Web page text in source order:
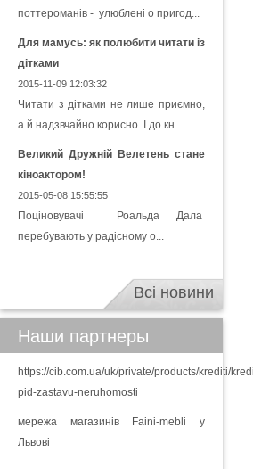
поттероманів - улюблені о пригод...
Для мамусь: як полюбити читати із
дітками
2015-11-09 12:03:32
Читати з дітками не лише приємно,
а й надзвчайно корисно. І до кн...
Великий Дружній Велетень стане
кіноактором!
2015-05-08 15:55:55
Поціновувачі Роальда Дала
перебувають у радісному о...
Всі новини
Наши партнеры
https://cib.com.ua/uk/private/products/krediti/
pid-zastavu-neruhomosti
мережа магазинів Faini-mebli у
Львові